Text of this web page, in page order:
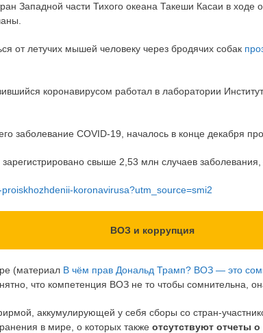
Западной части Тихого океана Такеши Касаи в ходе
от летучих мышей человеку через бродячих собак
коронавирусом работал в лаборатории
заболевание COVID-19, началось в конце декабря
свыше 2,53 млн случаев
koronavirusa?utm_source=smi2
ВОЗ и коррупция
(материал В чём прав Дональд Трамп? ВОЗ — это
что компетенция ВОЗ не то чтобы сомнительна,
аккумулирующей у себя сборы со стран-
в мире, о которых также отсутствуют отчеты